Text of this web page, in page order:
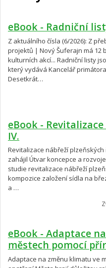
eBook - Radniční
Z aktuálního čísla (6/2026): Z
projektů | Nový Šuferajn má 12
kulturních akcí... Radniční listy
který vydává Kancelář
Desetkrát…
eBook -
IV.
Revitalizace nábřeží plzeňských
zahájil Útvar koncepce a
studie revitalizace nábřeží
kompozice založení sídla na
a …
eBook - Adaptace
městech pomocí
Adaptace na změnu klimatu ve